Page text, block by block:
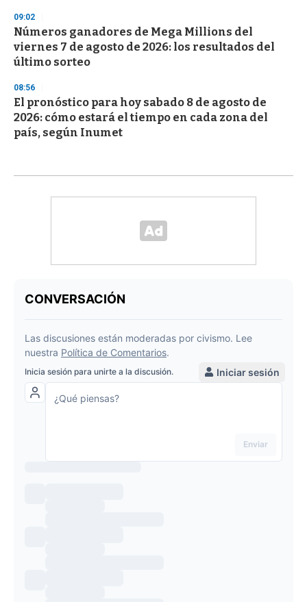
09:02
Números ganadores de Mega Millions del
viernes 7 de agosto de 2026: los resultados del
último sorteo
08:56
El pronóstico para hoy sabado 8 de agosto de
2026: cómo estará el tiempo en cada zona del
país, según Inumet